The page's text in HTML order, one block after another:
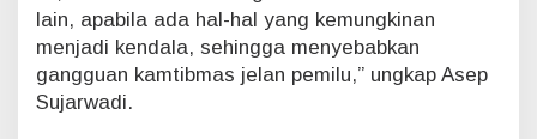
D
n
g
lain, apabila ada hal-hal yang kemungkinan
menjadi kendala, sehingga menyebabkan
gangguan kamtibmas jelan pemilu,” ungkap Asep
Sujarwadi.